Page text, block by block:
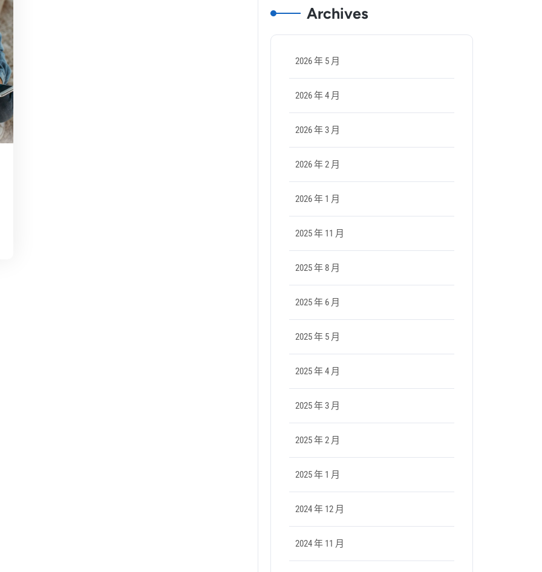
Archives
2026 年 5 月
2026 年 4 月
2026 年 3 月
2026 年 2 月
2026 年 1 月
2025 年 11 月
2025 年 8 月
2025 年 6 月
2025 年 5 月
2025 年 4 月
2025 年 3 月
2025 年 2 月
2025 年 1 月
2024 年 12 月
2024 年 11 月